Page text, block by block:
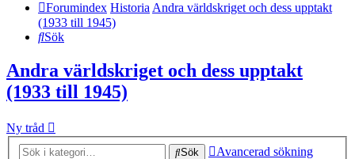
Forumindex HistoriaAndra världskriget och dess upptakt
(1933 till 1945)
Sök
Andra världskriget och dess upptakt
(1933 till 1945)
Ny tråd
Sök
Avancerad sökning